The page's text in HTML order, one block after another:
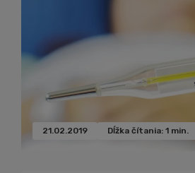
21.02.2019 Dĺžka čítania: 1 min.